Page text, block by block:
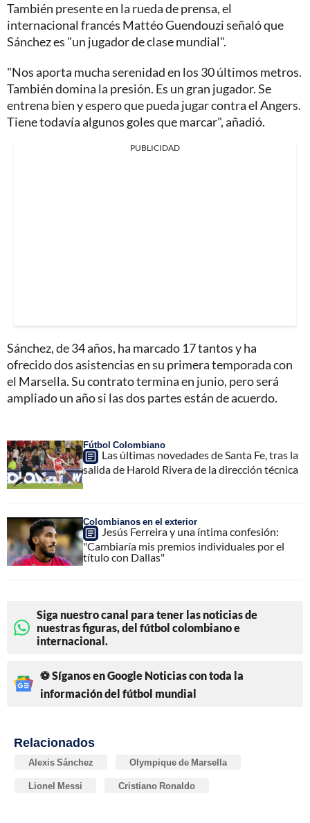
También presente en la rueda de prensa, el
internacional francés Mattéo Guendouzi señaló que
Sánchez es "un jugador de clase mundial".
"Nos aporta mucha serenidad en los 30 últimos metros.
También domina la presión. Es un gran jugador. Se
entrena bien y espero que pueda jugar contra el Angers.
Tiene todavía algunos goles que marcar", añadió.
PUBLICIDAD
Sánchez, de 34 años, ha marcado 17 tantos y ha
ofrecido dos asistencias en su primera temporada con
el Marsella. Su contrato termina en junio, pero será
ampliado un año si las dos partes están de acuerdo.
Fútbol Colombiano
Las últimas novedades de Santa Fe, tras la
salida de Harold Rivera de la dirección técnica
Colombianos en el exterior
Jesús Ferreira y una íntima confesión:
"Cambiaría mis premios individuales por el
título con Dallas"
Siga nuestro canal para tener las noticias de
nuestras figuras, del fútbol colombiano e
internacional.
⚽ Síganos en Google Noticias con toda la
información del fútbol mundial
Relacionados
Alexis Sánchez Olympique de Marsella
Lionel Messi Cristiano Ronaldo